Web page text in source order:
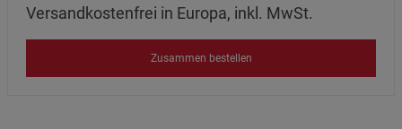
Versandkostenfrei in Europa, inkl. MwSt.
Zusammen bestellen